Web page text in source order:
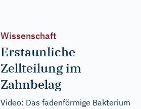
Wissenschaft
Erstaunliche
Zellteilung im
Zahnbelag
Video: Das fadenförmige Bakterium